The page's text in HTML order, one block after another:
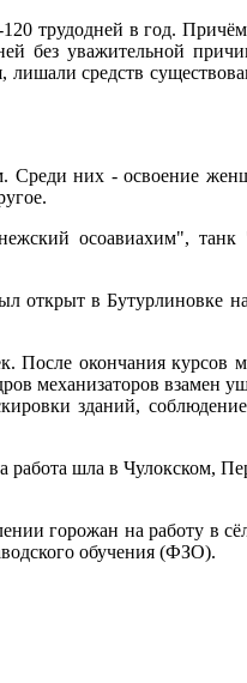
трудодней в год.
без уважительной
лишали средств
Среди них - освоение
осоавиахим", танк
открыт в Бутурлиновке
После окончания курсов
механизаторов взамен
зданий,
работа шла в Чулокском,
горожан на работу в
обучения (ФЗО).